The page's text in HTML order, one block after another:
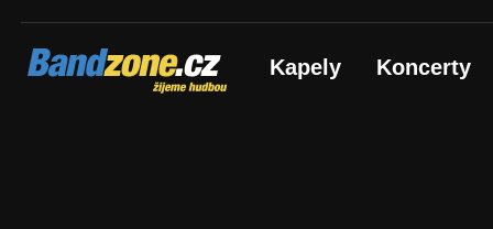
Bandzone.cz
žijeme hudbou Kapely Koncerty